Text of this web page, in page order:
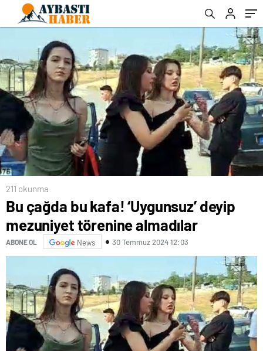
211 okunma
Bu çağda bu kafa! ‘Uygunsuz’ deyip
mezuniyet törenine almadılar
ABONE OL News 30 Temmuz 2024 12:03